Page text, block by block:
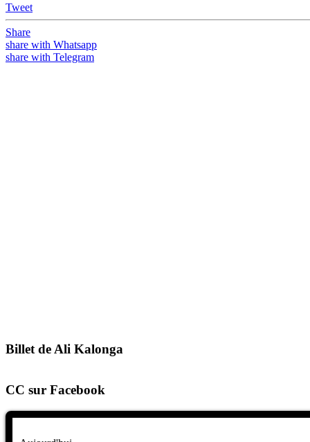
Tweet
Share
share with Whatsapp
share with Telegram
Billet de Ali Kalonga
CC sur Facebook